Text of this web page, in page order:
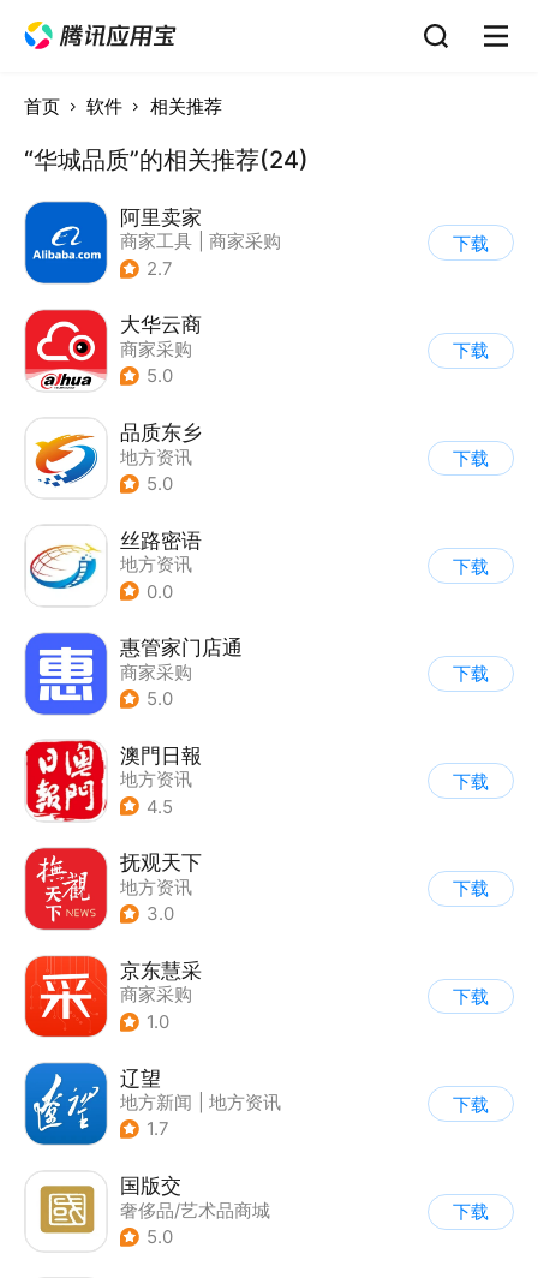
首页 软件 相关推荐
“华城品质”的相关推荐(24)
阿里卖家
商家工具
商家采购
2.7
下载
大华云商
商家采购
5.0
下载
品质东乡
地方资讯
5.0
下载
丝路密语
地方资讯
0.0
下载
惠管家门店通
商家采购
5.0
下载
澳門日報
地方资讯
4.5
下载
抚观天下
地方资讯
3.0
下载
京东慧采
商家采购
1.0
下载
辽望
地方新闻
地方资讯
1.7
下载
国版交
奢侈品/艺术品商城
5.0
下载